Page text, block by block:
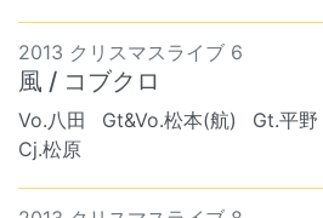
2013 クリスマスライブ 6
風 / コブクロ
Vo.八田 Gt&Vo.松本(航) Gt.平野
Cj.松原